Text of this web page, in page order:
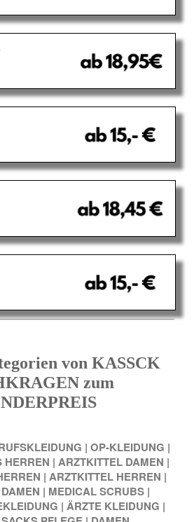
von KASSCK
zum
| OP-KLEIDUNG |
HERREN | ARZTKITTEL DAMEN |
| ARZTKITTEL HERREN |
| MEDICAL SCRUBS |
| ÄRZTE KLEIDUNG |